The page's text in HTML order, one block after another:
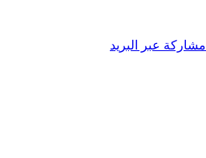
مشاركة عبر البريد